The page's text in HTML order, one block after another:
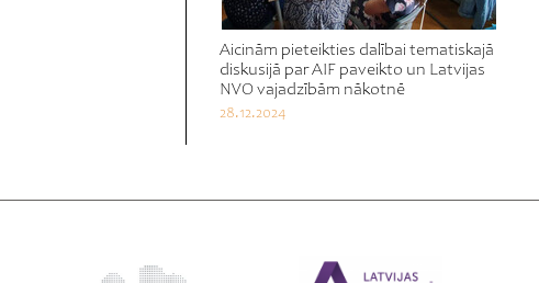
Aicinām pieteikties dalībai tematiskajā
diskusijā par AIF paveikto un Latvijas
NVO vajadzībām nākotnē
28.12.2024